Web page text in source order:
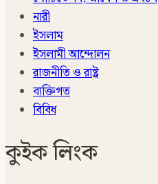
নারী
ইসলাম
ইসলামী আন্দোলন
রাজনীতি ও রাষ্ট্র
ব্যক্তিগত
বিবিধ
কুইক লিংক